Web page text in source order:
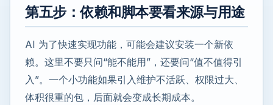
第五步：依赖和脚本要看来源与用途
AI 为了快速实现功能，可能会建议安装一个新依
赖。这里不要只问“能不能用”，还要问“值不值得引
入”。一个小功能如果引入维护不活跃、权限过大、
体积很重的包，后面就会变成长期成本。